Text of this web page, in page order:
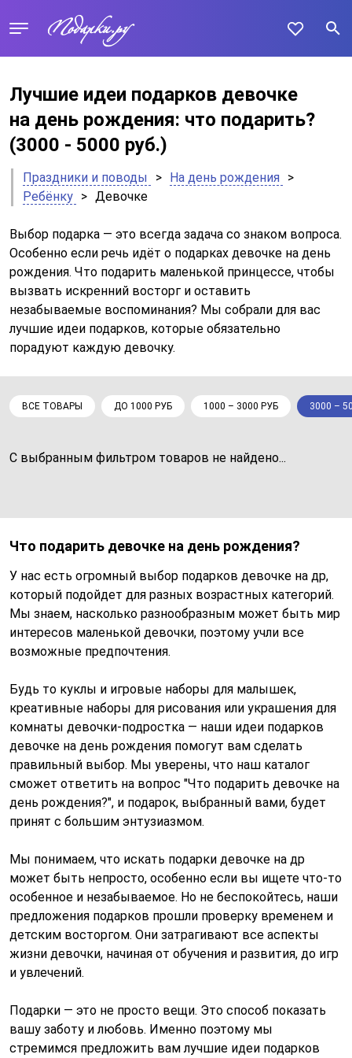
Лучшие идеи подарков девочке
на день рождения: что подарить?
(3000 - 5000 руб.)
Праздники и поводы > На день рождения >
Ребёнку > Девочке
Выбор подарка — это всегда задача со знаком вопроса.
Особенно если речь идёт о подарках девочке на день
рождения. Что подарить маленькой принцессе, чтобы
вызвать искренний восторг и оставить
незабываемые воспоминания? Мы собрали для вас
лучшие идеи подарков, которые обязательно
порадуют каждую девочку.
ВСЕ ТОВАРЫ ДО 1000 РУБ 1000 – 3000 РУБ 3000 –
С выбранным фильтром товаров не найдено...
Что подарить девочке на день рождения?
У нас есть огромный выбор подарков девочке на др,
который подойдет для разных возрастных категорий.
Мы знаем, насколько разнообразным может быть мир
интересов маленькой девочки, поэтому учли все
возможные предпочтения.
Будь то куклы и игровые наборы для малышек,
креативные наборы для рисования или украшения для
комнаты девочки-подростка — наши идеи подарков
девочке на день рождения помогут вам сделать
правильный выбор. Мы уверены, что наш каталог
сможет ответить на вопрос "Что подарить девочке на
день рождения?", и подарок, выбранный вами, будет
принят с большим энтузиазмом.
Мы понимаем, что искать подарки девочке на др
может быть непросто, особенно если вы ищете что-то
особенное и незабываемое. Но не беспокойтесь, наши
предложения подарков прошли проверку временем и
детским восторгом. Они затрагивают все аспекты
жизни девочки, начиная от обучения и развития, до игр
и увлечений.
Подарки — это не просто вещи. Это способ показать
вашу заботу и любовь. Именно поэтому мы
стремимся предложить вам лучшие идеи подарков